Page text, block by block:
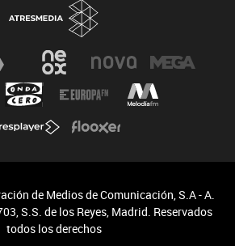
de Medios de Comunicación, S.A - A.
S.S. de los Reyes, Madrid. Reservados
todos los derechos